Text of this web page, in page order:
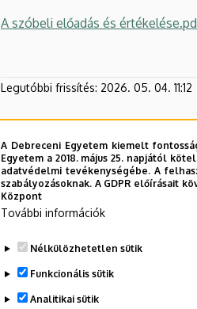
A szóbeli előadás és
Legutóbbi frissítés: 2026. 05. 04. 11:12
A Debreceni Egyetem kiemelt
Egyetem a 2018. május 25. napjától
adatvédelmi tevékenységébe. A
szabályozásoknak. A GDPR előírásait
Központ
További információk
Nélkülözhetetlen sütik
Funkcionális sütik
Analitikai sütik